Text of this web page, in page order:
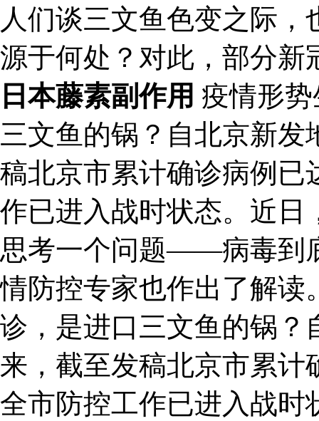
人们谈三文鱼色变之际
源于何处？对此，部分新
日本藤素副作用 疫情形
三文鱼的锅？自北京新
稿北京市累计确诊病例已
作已进入战时状态。近日
思考一个问题——病毒到
情防控专家也作出了解读
诊，是进口三文鱼的锅？
来，截至发稿北京市累计
全市防控工作已进入战时